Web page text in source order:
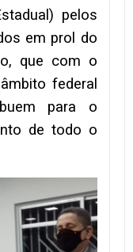
pelos
em prol do
que com o
federal
para o
de todo o